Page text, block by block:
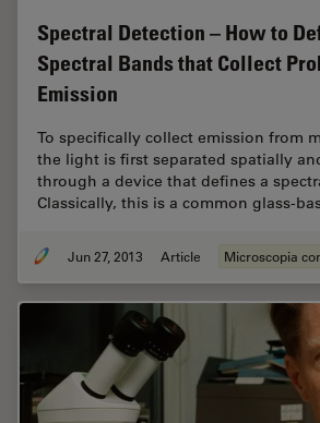
Spectral Detection – How to
Spectral Bands that Collect
Emission
To specifically collect emission from
the light is first separated spatially
through a device that defines a
Classically, this is a common glass-
Jun 27, 2013 Article Microscopia